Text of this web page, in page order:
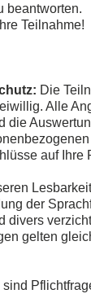
beantworten.
Teilnahme!
Die
Alle
die
auf Ihre
der
divers
gelten